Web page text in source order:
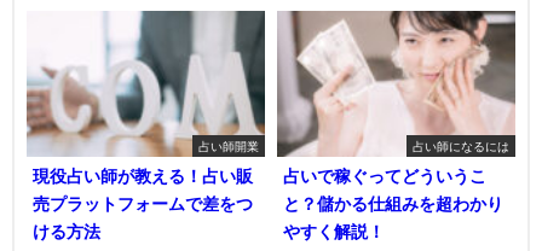
占い師開業
現役占い師が教える！占い販
売プラットフォームで差をつ
ける方法
占い師になるには
占いで稼ぐってどういうこ
と？儲かる仕組みを超わかり
やすく解説！